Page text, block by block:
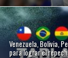
Venezuela, Bolivia,
para lograr el